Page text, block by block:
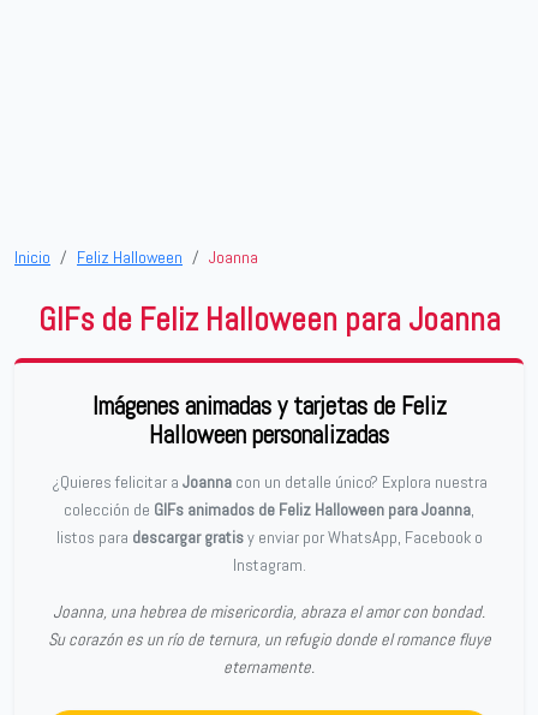
Inicio Feliz Halloween Joanna
GIFs de Feliz Halloween para Joanna
Imágenes animadas y tarjetas de Feliz
Halloween personalizadas
¿Quieres felicitar a Joannacon un detalle único? Explora nuestra
colección de GIFs animados de Feliz Halloween para Joanna,
listos para descargar gratisy enviar por WhatsApp, Facebook o
Instagram.
Joanna, una hebrea de misericordia, abraza el amor con bondad.
Su corazón es un río de ternura, un refugio donde el romance fluye
eternamente.